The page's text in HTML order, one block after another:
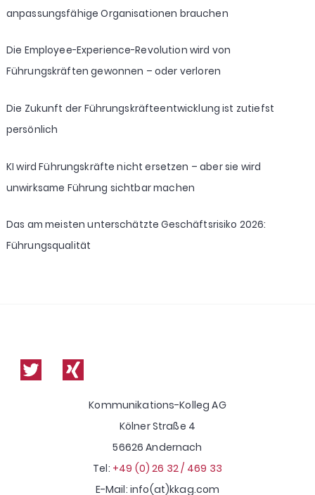
anpassungsfähige Organisationen brauchen
Die Employee-Experience-Revolution wird von
Führungskräften gewonnen – oder verloren
Die Zukunft der Führungskräfteentwicklung ist zutiefst
persönlich
KI wird Führungskräfte nicht ersetzen – aber sie wird
unwirksame Führung sichtbar machen
Das am meisten unterschätzte Geschäftsrisiko 2026:
Führungsqualität
Kommunikations-Kolleg AG
Kölner Straße 4
56626 Andernach
Tel: +49 (0) 26 32 / 469 33
E-Mail: info(at)kkag.com